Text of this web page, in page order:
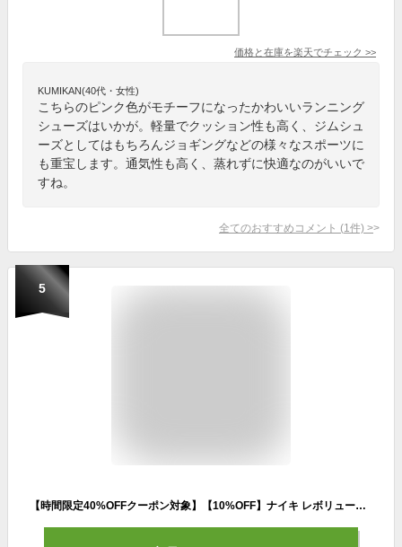
価格と在庫を楽天でチェック >>
KUMIKAN(40代・女性)
こちらのピンク色がモチーフになったかわいいランニング
シューズはいかが。軽量でクッション性も高く、ジムシュ
ーズとしてはもちろんジョギングなどの様々なスポーツに
も重宝します。通気性も高く、蒸れずに快適なのがいいで
すね。
全てのおすすめコメント (1 件) >
5
【時間限定40%OFFクーポン対象】【10%OFF】ナイキ レボリューション 5 ウィメンズ ロード ランニングシューズ nike レディース スニーカー SU23 オレンジ 靴 歩きやすい 履きやすい fitness bq3207-605 楽天ナイキSS2312 楽天スーパーセール